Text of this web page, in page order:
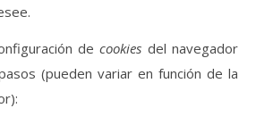
decookies del navegador
(pueden variar en función de la